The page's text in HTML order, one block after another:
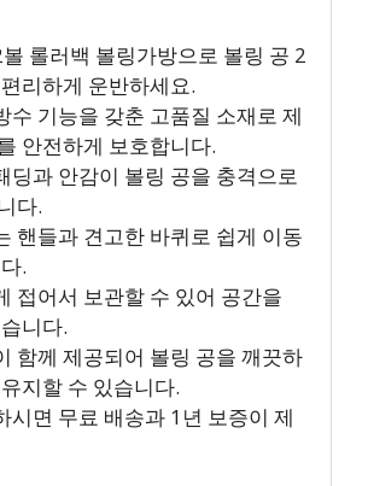
롤러백 볼링가방으로 볼링 공 2
리하게 운반하세요.
수 기능을 갖춘 고품질 소재로 제
안전하게 보호합니다.
딩과 안감이 볼링 공을 충격으로
다.
핸들과 견고한 바퀴로 쉽게 이동
.
접어서 보관할 수 있어 공간을
니다.
함께 제공되어 볼링 공을 깨끗하
지할 수 있습니다.
시면 무료 배송과 1년 보증이 제